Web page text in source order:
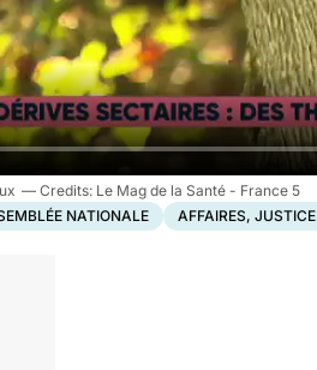
Le Mag de la Santé - France 5
NATIONALE AFFAIRES, JUSTICE